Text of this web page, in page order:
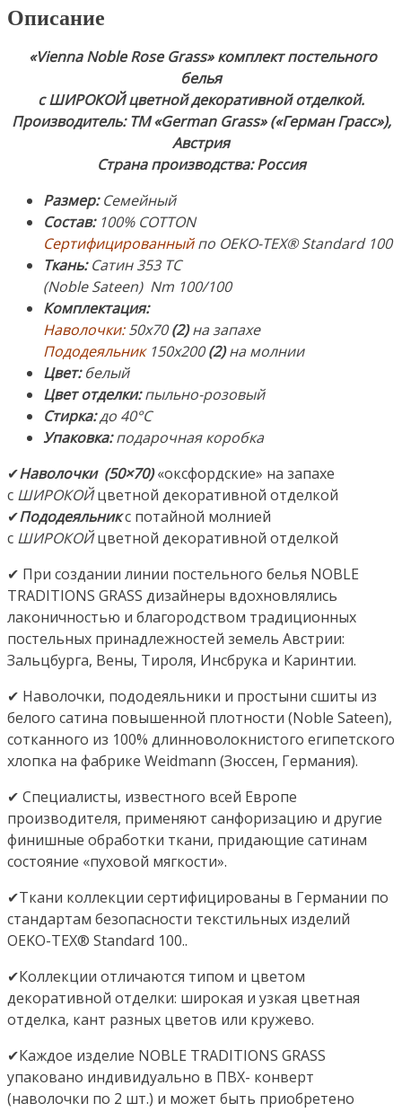
150х200см
наволочки
50х70см
(2).
Ткань:
100%
Хлопок.
Производитель:
ТМ
«German
Grass»
(«Герман
Грасс»),
Австрия.
Страна
производства:
Россия
Описание
«Vienna Noble Rose Grass» комплект постельного
белья
с ШИРОКОЙ цветной декоративной отделкой.
Производитель: ТМ «German Grass» («Герман Грасс»),
Австрия
Страна производства: Россия
Размер:Семейный
Состав: 100% COTTON
Сертифицированныйпо OEKO-TEX® Standard 100
Ткань:Сатин 353 ТС
(Noble Sateen) Nm 100/100
Комплектация:
Наволочки:50х70(2)на запахе
Пододеяльник150х200(2)на молнии
Цвет:белый
Цвет отделки:пыльно-розовый
Стирка:до 40°С
Упаковка:подарочная коробка
✔Наволочки (50×70)«оксфордские» на запахе
с ШИРОКОЙцветной декоративной отделкой
✔Пододеяльникс потайной молнией
с ШИРОКОЙцветной декоративной отделкой
✔ При создании линии постельного белья NOBLE
TRADITIONS GRASS дизайнеры вдохновлялись
лаконичностью и благородством традиционных
постельных принадлежностей земель Австрии:
Зальцбурга, Вены, Тироля, Инсбрука и Каринтии.
✔ Наволочки, пододеяльники и простыни сшиты из
белого сатина повышенной плотности (Noble Sateen),
сотканного из 100% длинноволокнистого египетского
хлопка на фабрике Weidmann (Зюссен, Германия).
✔ Специалисты, известного всей Европе
производителя, применяют санфоризацию и другие
финишные обработки ткани, придающие сатинам
состояние «пуховой мягкости».
✔Ткани коллекции сертифицированы в Германии по
стандартам безопасности текстильных изделий
OEKO-TEX® Standard 100..
✔Коллекции отличаются типом и цветом
декоративной отделки: широкая и узкая цветная
отделка, кант разных цветов или кружево.
✔Каждое изделие NOBLE TRADITIONS GRASS
упаковано индивидуально в ПВХ- конверт
(наволочки по 2 шт.) и может быть приобретено